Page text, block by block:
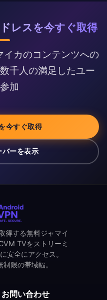
レスを今すぐ取得
カのコンテンツへの
千人の満足したユー
加
今すぐ取得
バーを表示
得する無料ジャマイ
TVをストリーミ
安全にアクセス。
限の帯域幅。
お問い合わせ